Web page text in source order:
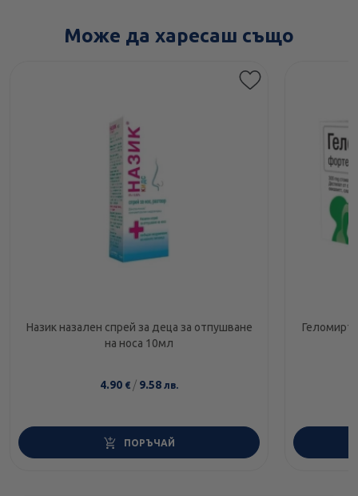
Може да харесаш също
Назик назален спрей за деца за отпушване
на носа 10мл
4.90 € / 9.58 лв.
ПОРЪЧАЙ